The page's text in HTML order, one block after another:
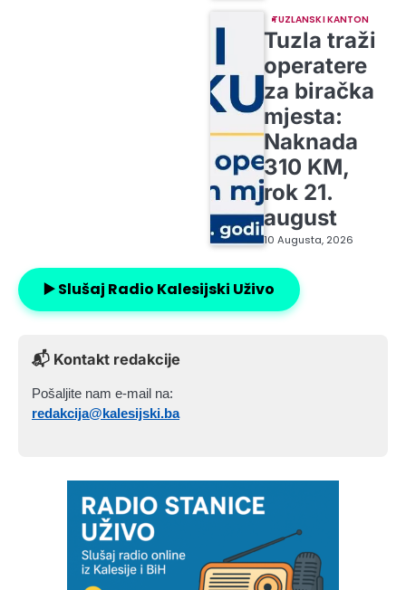
TUZLANSKI KANTON
Tuzla traži
operatere
za biračka
mjesta:
Naknada
310 KM,
rok 21.
august
10 Augusta, 2026
▶️ Slušaj Radio Kalesijski Uživo
📬 Kontakt redakcije
Pošaljite nam e-mail na:
redakcija@kalesijski.ba